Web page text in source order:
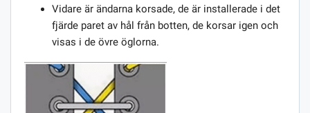
Vidare är ändarna korsade, de är installerade i det
fjärde paret av hål från botten, de korsar igen och
visas i de övre öglorna.